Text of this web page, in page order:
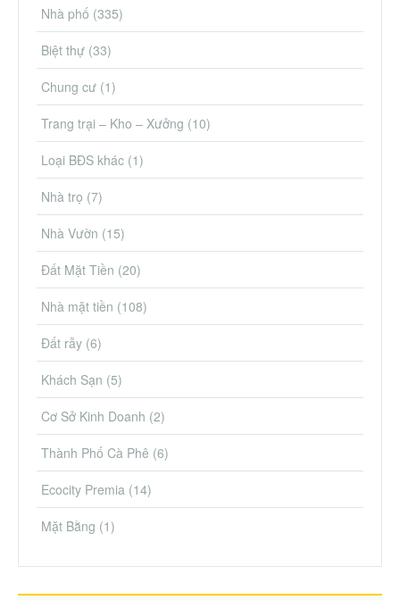
Nhà phố (335)
Biệt thự (33)
Chung cư (1)
Trang trại – Kho – Xưởng (10)
Loại BĐS khác (1)
Nhà trọ (7)
Nhà Vườn (15)
Đất Mặt Tiền (20)
Nhà mặt tiền (108)
Đất rẫy (6)
Khách Sạn (5)
Cơ Sở Kinh Doanh (2)
Thành Phố Cà Phê (6)
Ecocity Premia (14)
Mặt Bằng (1)